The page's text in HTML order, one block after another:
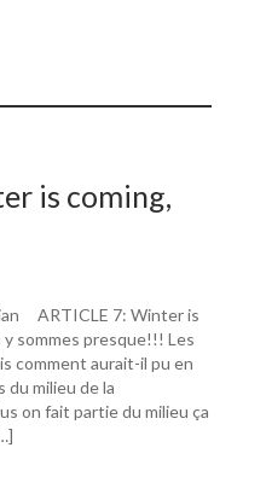
is coming,
ARTICLE 7: Winter is
sommes presque!!! Les
comment aurait-il pu en
milieu de la
on fait partie du milieu ça